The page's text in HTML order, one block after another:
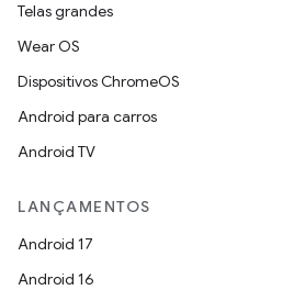
Telas grandes
Wear OS
Dispositivos ChromeOS
Android para carros
Android TV
LANÇAMENTOS
Android 17
Android 16